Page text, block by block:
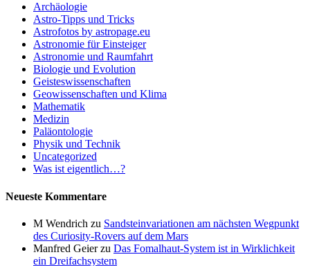
Archäologie
Astro-Tipps und Tricks
Astrofotos by astropage.eu
Astronomie für Einsteiger
Astronomie und Raumfahrt
Biologie und Evolution
Geisteswissenschaften
Geowissenschaften und Klima
Mathematik
Medizin
Paläontologie
Physik und Technik
Uncategorized
Was ist eigentlich…?
Neueste Kommentare
M Wendrich zu Sandsteinvariationen am nächsten Wegpunkt
des Curiosity-Rovers auf dem Mars
Manfred Geierzu Das Fomalhaut-System ist in Wirklichkeit
ein Dreifachsystem